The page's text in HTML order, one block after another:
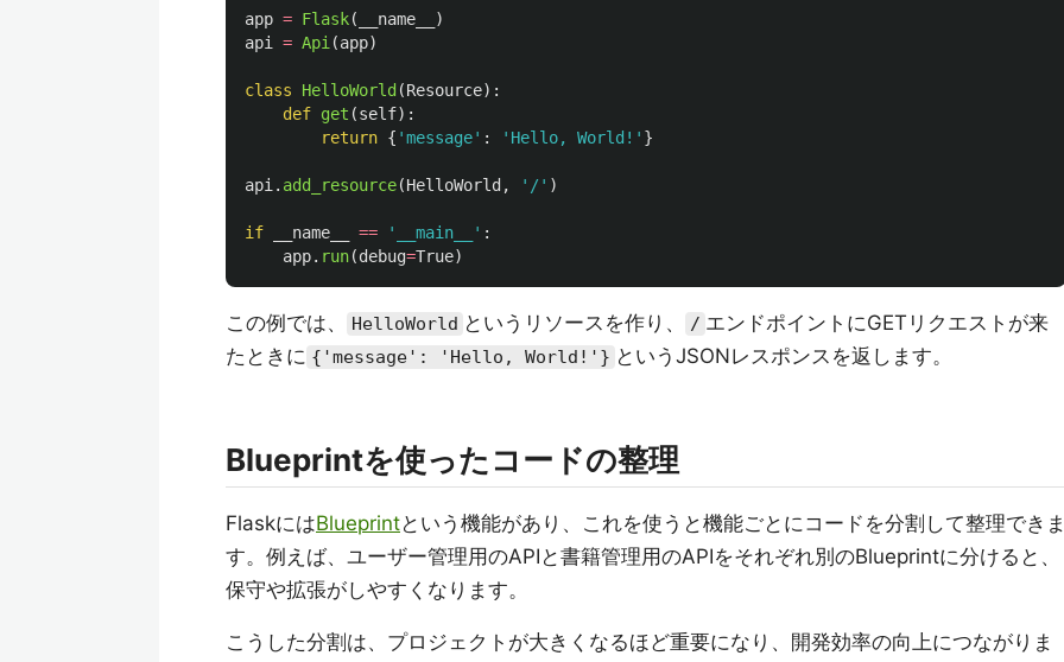
app = Flask( __name__
)
api
= Api (app)
class HelloWorld (Resource):
def get (self):
return { 'message' : ' Hello, World! ' }
api . add_resource(HelloWorld , ' /' )
if __name__ == ' __main__ ' :
app. run(debug=True)
この例では、 HelloWorld というリソースを作り、 / エンドポイントにGETリクエストが来
たときに {'message': 'Hello, World!'} というJSONレスポンスを返します。
Blueprintを使ったコードの整理
FlaskにはBlueprintという機能があり、これを使うと機能ごとにコードを分割して整理でき
す。例えば、ユーザー管理用のAPIと書籍管理用のAPIをそれぞれ別のBlueprintに分けると、
保守や拡張がしやすくなります。
こうした分割は、プロジェクトが大きくなるほど重要になり、開発効率の向上につながりま